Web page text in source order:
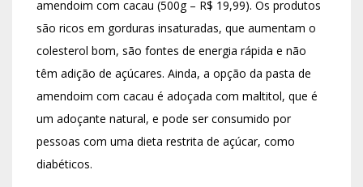
amendoim com cacau (500g – R$ 19,99). Os produtos
são ricos em gorduras insaturadas, que aumentam o
colesterol bom, são fontes de energia rápida e não
têm adição de açúcares. Ainda, a opção da pasta de
amendoim com cacau é adoçada com maltitol, que é
um adoçante natural, e pode ser consumido por
pessoas com uma dieta restrita de açúcar, como
diabéticos.